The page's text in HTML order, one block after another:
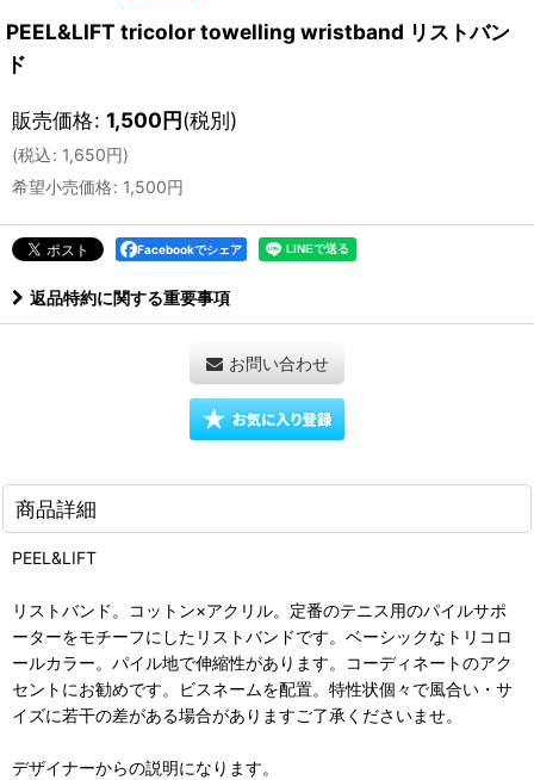
PEEL&LIFT tricolor towelling wristband リストバン
ド
販売価格: 1,500円(税別)
(税込: 1,650円)
希望小売価格: 1,500円
Facebookでシェア
返品特約に関する重要事項
お問い合わせ
商品詳細
PEEL&LIFT
リストバンド。コットン×アクリル。定番のテニス用のパイルサポ
ーターをモチーフにしたリストバンドです。ベーシックなトリコロ
ールカラー。パイル地で伸縮性があります。コーディネートのアク
セントにお勧めです。ビスネームを配置。特性状個々で風合い・サ
イズに若干の差がある場合がありますご了承くださいませ。
デザイナーからの説明になります。